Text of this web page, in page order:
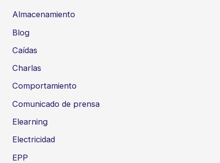
Almacenamiento
Blog
Caídas
Charlas
Comportamiento
Comunicado de prensa
Elearning
Electricidad
EPP